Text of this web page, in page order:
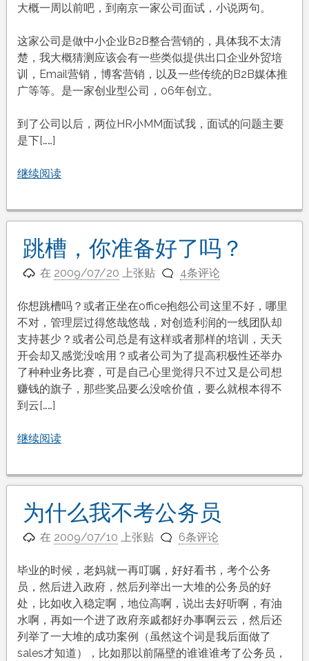
大概一周以前吧，到南京一家公司面试，小说两句。
这家公司是做中小企业B2B整合营销的，具体我不太清
楚，我大概猜测应该会有一些类似提供出口企业外贸培
训，Email营销，博客营销，以及一些传统的B2B媒体推
广等等。是一家创业型公司，06年创立。
到了公司以后，两位HR小MM面试我，面试的问题主要
是下[……]
继续阅读
跳槽，你准备好了吗？
在 2009/07/20 上张贴 4条评论
你想跳槽吗？或者正坐在office抱怨公司这里不好，哪里
不对，管理层过得悠哉悠哉，对创造利润的一线团队却
支持甚少？或者公司总是有这样或者那样的培训，天天
开会却又感觉没啥用？或者公司为了提高积极性还举办
了种种业务比赛，可是自己心里觉得只不过又是公司想
赚钱的旗子，那些奖品要么没啥价值，要么就根本得不
到云[……]
继续阅读
为什么我不考公务员
在 2009/07/10 上张贴 6条评论
毕业的时候，老妈就一再叮嘱，好好看书，考个公务
员，然后进入政府，然后列举出一大堆的公务员的好
处，比如收入稳定啊，地位高啊，说出去好听啊，有油
水啊，再如一个进了政府亲戚都好办事啊云云，然后还
列举了一大堆的成功案例（虽然这个词是我后面做了
sales才知道），比如那以前隔壁的谁谁谁考了公务员，